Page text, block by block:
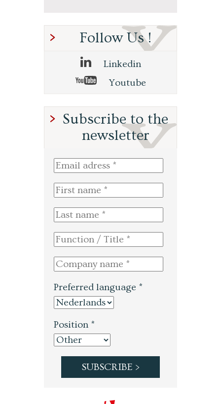
Follow Us !
Linkedin
Youtube
Subscribe to the
newsletter
Preferred language *
Position *